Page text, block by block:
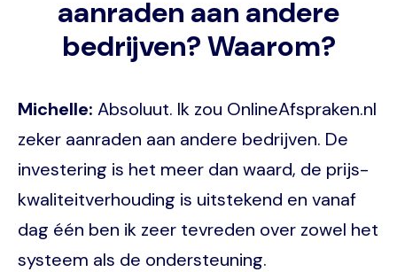
aanraden aan andere
bedrijven? Waarom?
Michelle: Absoluut. Ik zou OnlineAfspraken.nl
zeker aanraden aan andere bedrijven. De
investering is het meer dan waard, de prijs-
kwaliteitverhouding is uitstekend en vanaf
dag één ben ik zeer tevreden over zowel het
systeem als de ondersteuning.